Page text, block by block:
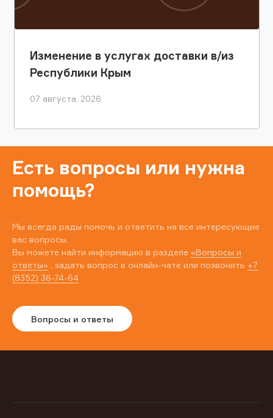
Изменение в услугах доставки в/из
Республики Крым
07 августа, 2026
Есть вопросы или нужна
помощь?
Мы всегда рады помочь и ответить на все интересующие
вас вопросы.
Вы можете найти информацию в разделе «Вопросы и
ответы» , задать вопрос в онлайн-чате или позвонить +7
(8352) 36-74-64
Вопросы и ответы